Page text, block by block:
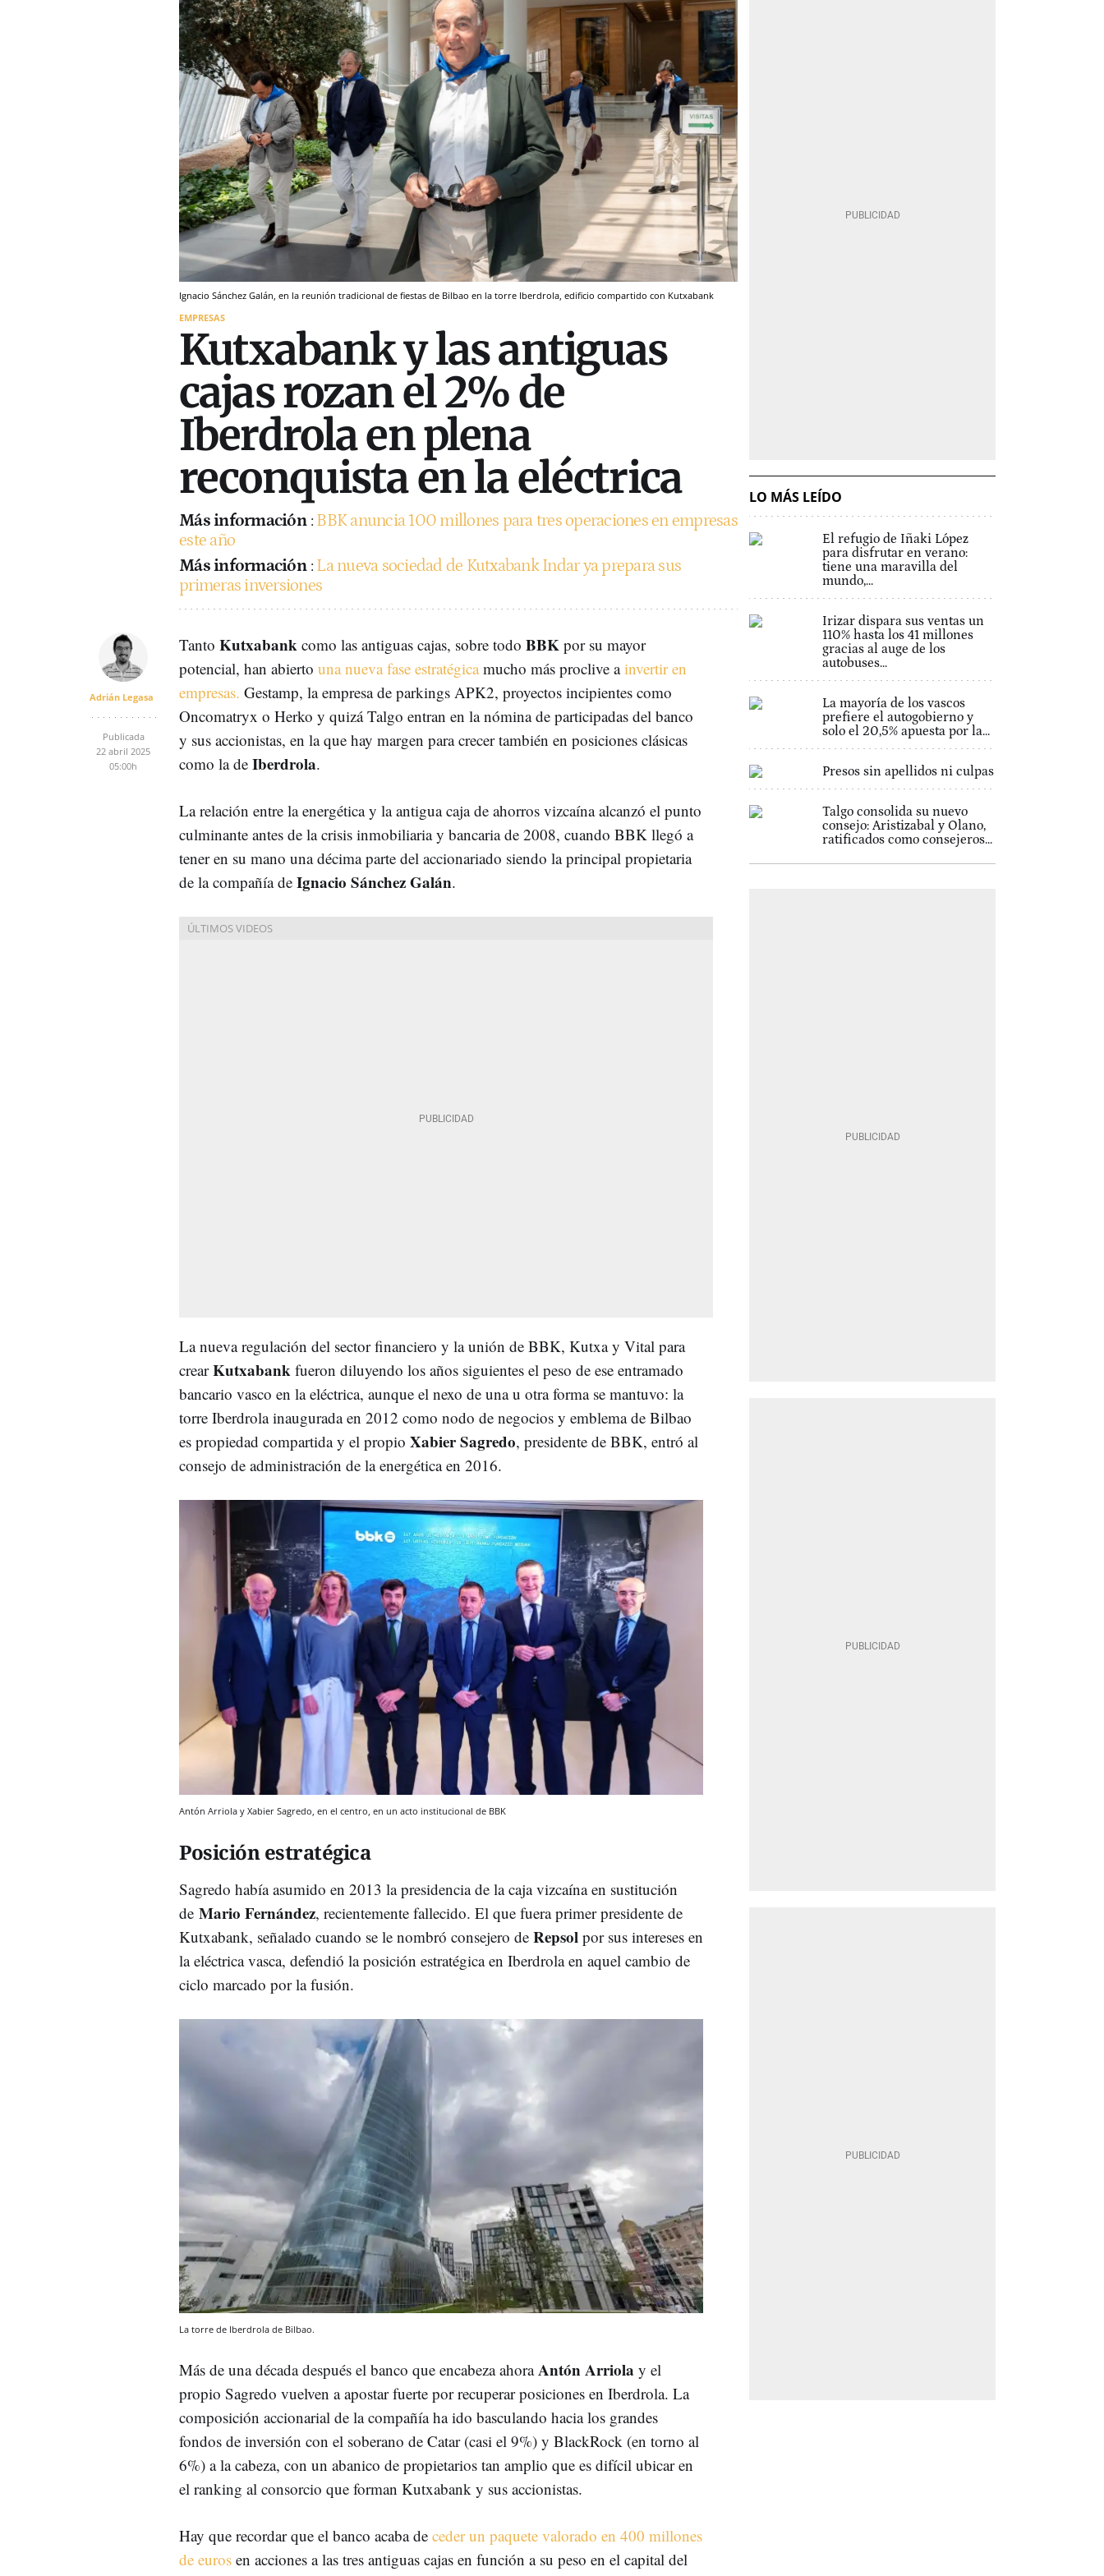
Ignacio Sánchez Galán, en la reunión tradicional de fiestas de Bilbao en la torre Iberdrola, edificio compartido con Kutxabank
EMPRESAS
Kutxabank y las antiguas
cajas rozan el 2% de
Iberdrola en plena
reconquista en la eléctrica
Más información : BBK anuncia 100 millones para tres operaciones en empresas
este año
Más información : La nueva sociedad de Kutxabank Indar ya prepara sus
primeras inversiones
Adrián Legasa
Publicada
22 abril 2025
05:00h
Tanto Kutxabank como las antiguas cajas, sobre todo BBK por su mayor
potencial, han abierto una nueva fase estratégicamucho más proclive ainvertir en
empresas. Gestamp, la empresa de parkings APK2, proyectos incipientes como
Oncomatryx o Herko y quizá Talgo entran en la nómina de participadas del banco
y sus accionistas, en la que hay margen para crecer también en posiciones clásicas
como la de Iberdrola.
La relación entre la energética y la antigua caja de ahorros vizcaína alcanzó el punto
culminante antes de la crisis inmobiliaria y bancaria de 2008, cuando BBK llegó a
tener en su mano una décima parte del accionariado siendo la principal propietaria
de la compañía de Ignacio Sánchez Galán.
La nueva regulación del sector financiero y la unión de BBK, Kutxa y Vital para
crearKutxabank fueron diluyendo los años siguientes el peso de ese entramado
bancario vasco en la eléctrica, aunque el nexo de una u otra forma se mantuvo: la
torre Iberdrola inaugurada en 2012 como nodo de negocios y emblema de Bilbao
es propiedad compartida y el propio Xabier Sagredo, presidente de BBK, entró al
consejo de administración de la energética en 2016.
Antón Arriola y Xabier Sagredo, en el centro, en un acto institucional de BBK
Posición estratégica
Sagredo había asumido en 2013 la presidencia de la caja vizcaína en sustitución
de Mario Fernández, recientemente fallecido. El que fuera primer presidente de
Kutxabank, señalado cuando se le nombró consejero de Repsol por sus intereses en
la eléctrica vasca, defendió la posición estratégica en Iberdrola en aquel cambio de
ciclo marcado por la fusión.
La torre de Iberdrola de Bilbao.
Más de una década después el banco que encabeza ahoraAntón Arriola y el
propio Sagredo vuelven a apostar fuerte por recuperar posiciones en Iberdrola. La
composición accionarial de la compañía ha ido basculando hacia los grandes
fondos de inversión con el soberano de Catar (casi el 9%) y BlackRock (en torno al
6%) a la cabeza, con un abanico de propietarios tan amplio que es difícil ubicar en
el ranking al consorcio que forman Kutxabank y sus accionistas.
Hay que recordar que el banco acaba de ceder un paquete valorado en 400 millones
de euros en acciones a las tres antiguas cajas en función a su peso en el capital del
LO MÁS LEÍDO
El refugio de Iñaki López
para disfrutar en verano:
tiene una maravilla del
mundo,...
Irizar dispara sus ventas un
110% hasta los 41 millones
gracias al auge de los
autobuses...
La mayoría de los vascos
prefiere el autogobierno y
solo el 20,5% apuesta por la...
Presos sin apellidos ni culpas
Talgo consolida su nuevo
consejo: Aristizabal y Olano,
ratificados como consejeros...